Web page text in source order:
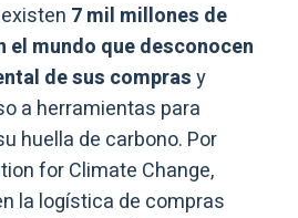
7 mil millones de
el mundo que desconocen
de sus comprasy
a herramientas para
huella de carbono. Por
for Climate Change,
la logística de compras